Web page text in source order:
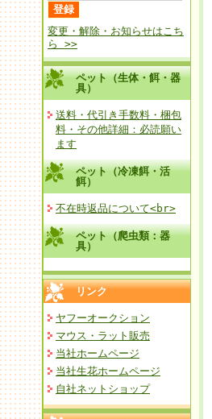
変更・解除・お知らせはこち
ら >>
ペット（生体・餌・器
具）
送料・代引き手数料・梱包
料・その他詳細：必読願い
ます
ペット（冷凍餌・活
餌）
不在時返品について<br>
ペット（爬虫類：器
具）
リンク
ヤフーオークション
マウス・ラット販売
当社ホームページ
当社生花ホームページ
自社ネットショップ